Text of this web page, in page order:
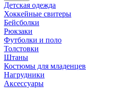
Детская одежда
Хоккейные свитеры
Бейсболки
Рюкзаки
Футболки и поло
Толстовки
Штаны
Костюмы для младенцев
Нагрудники
Аксессуары